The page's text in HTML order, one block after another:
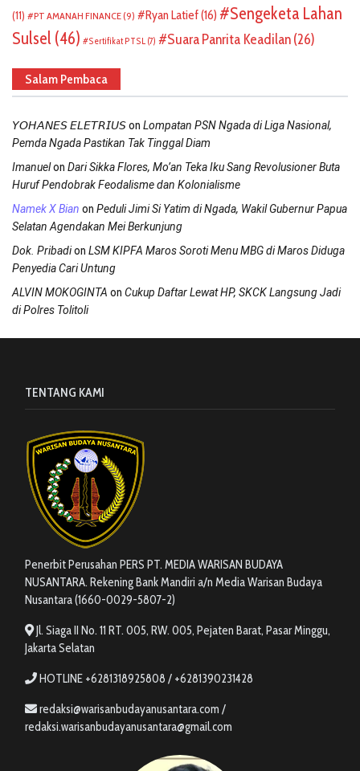
(11)
PT AMANAH FINANCE(9) Ryan Latief(16)
Sengeketa Lahan
Sulsel (46) Sertifikat PTSL (7) Suara Panrita Keadilan(26)
Salam Pembaca
𝘠𝘖𝘏𝘈𝘕𝘌𝘚 𝘌𝘓𝘌𝘛𝘙𝘐𝘜𝘚on Lompatan PSN Ngada di Liga Nasional,
Pemda Ngada Pastikan Tak Tinggal Diam
Imanuelon Dari Sikka Flores, Mo’an Teka Iku Sang Revolusioner Buta
Huruf Pendobrak Feodalisme dan Kolonialisme
Namek X Bian on Peduli Jimi Si Yatim di Ngada, Wakil Gubernur Papua
Selatan Agendakan Mei Berkunjung
Dok. Pribadion LSM KIPFA Maros Soroti Menu MBG di Maros Diduga
Penyedia Cari Untung
ALVIN MOKOGINTA on Cukup Daftar Lewat HP, SKCK Langsung Jadi
di Polres Tolitoli
TENTANG KAMI
Penerbit Perusahan PERS PT. MEDIA WARISAN BUDAYA
NUSANTARA. Rekening Bank Mandiri a/n Media Warisan Budaya
Nusantara (1660-0029-5807-2)
Jl. Siaga II No. 11 RT. 005, RW. 005, Pejaten Barat, Pasar Minggu,
Jakarta Selatan
HOTLINE +6281318925808 / +6281390231428
redaksi@warisanbudayanusantara.com /
redaksi.warisanbudayanusantara@gmail.com